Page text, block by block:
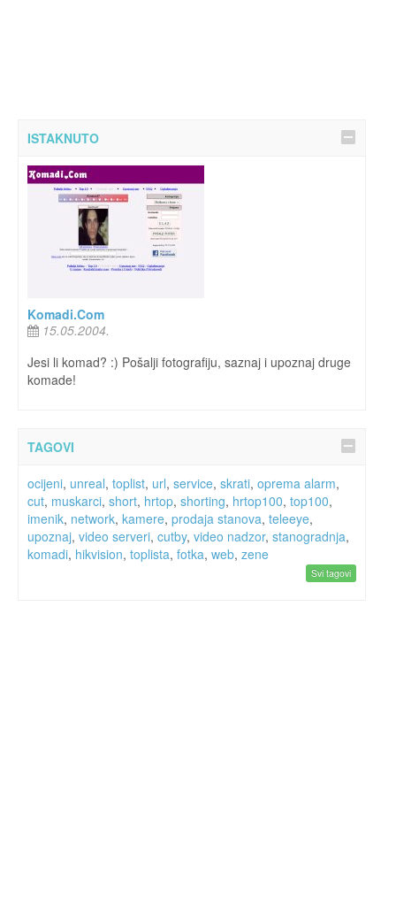
ISTAKNUTO
Komadi.Com
15.05.2004.
Jesi li komad? :) Pošalji fotografiju, saznaj i upoznaj druge
komade!
TAGOVI
ocijeni, unreal, toplist, url, service, skrati, oprema alarm,
cut, muskarci, short, hrtop, shorting, hrtop100, top100,
imenik, network, kamere, prodaja stanova, teleeye,
upoznaj, video serveri, cutby, video nadzor, stanogradnja,
komadi, hikvision, toplista, fotka, web, zene
Svi tagovi